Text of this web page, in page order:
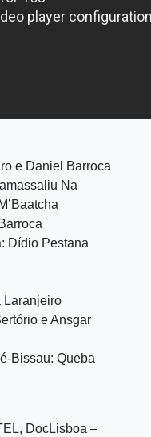
e Daniel Barroca
Na
Dídio Pestana
Laranjeiro
e Ansgar
Bissau: Queba
DocLisboa –